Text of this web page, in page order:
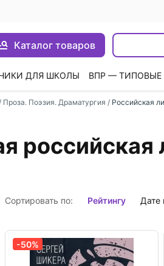
Каталог товаров
ДЛЯ ШКОЛЫ ВПР — ТИПОВЫЕ
Проза. Поэзия. Драматургия / Российская
российская
Сортировать по: рейтингу
-50%